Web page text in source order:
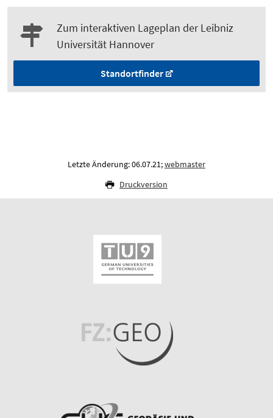
Zum interaktiven Lageplan der Leibniz
Universität Hannover
Standortfinder
Letzte Änderung: 06.07.21;webmaster
Druckversion